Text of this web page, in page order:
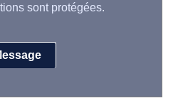
sont protégées.